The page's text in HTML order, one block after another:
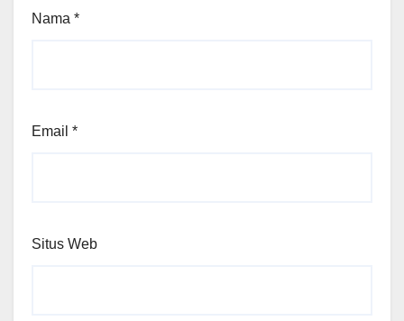
Nama *
Email *
Situs Web